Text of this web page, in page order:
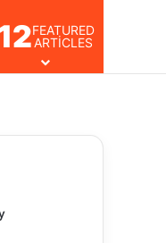
yap ...
FEATURED
ARTICLES